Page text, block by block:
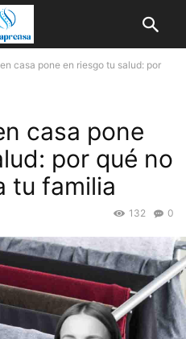
casa pone en riesgo tu salud: por
casa pone
por qué no
tu familia
0
132